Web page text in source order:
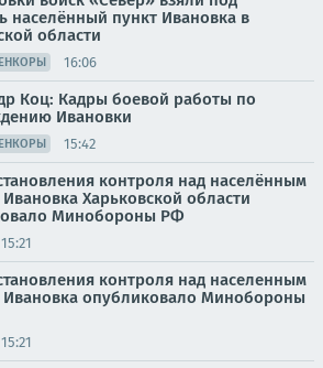
населённый пункт Ивановка в
области
16:06
Коц: Кадры боевой работы по
Ивановки
15:42
контроля над населённым
Харьковской области
Минобороны РФ
15:21
контроля над населенным
Ивановка опубликовало Минобороны
15:21